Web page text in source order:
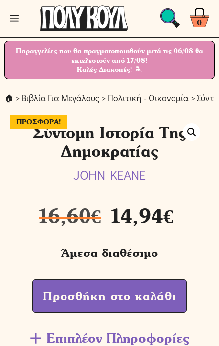
Μετάβαση
περιεχόμενο
0
Μενού
Παραγγελίες που θα πραγματοποιηθούν μετά τις 06/08 θα
εκτελεστούν από 17/08!
Καλές Διακοπές! 🏝
> Βιβλία Για Μεγάλους > Πολιτική - Οικονομία >
ΠΡΟΣΦΟΡΆ!
Σύντομη Ιστορία Της
Δημοκρατίας
JOHN KEANE
16,60€ 14,94€
Άμεσα διαθέσιμο
Προσθήκη στο καλάθι
Επιπλέον Πληροφορίες